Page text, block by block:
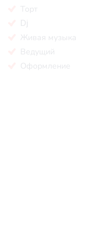
Торт
Dj
Живая музыка
Ведущий
Оформление